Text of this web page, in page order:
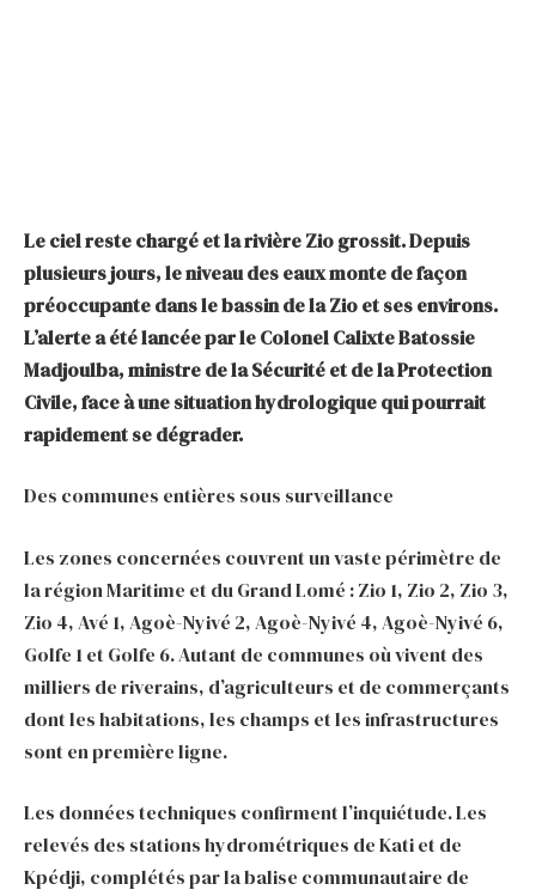
Le ciel reste chargé et la rivière Zio grossit. Depuis
plusieurs jours, le niveau des eaux monte de façon
préoccupante dans le bassin de la Zio et ses environs.
L’alerte a été lancée par le Colonel Calixte Batossie
Madjoulba, ministre de la Sécurité et de la Protection
Civile, face à une situation hydrologique qui pourrait
rapidement se dégrader.
Des communes entières sous surveillance
Les zones concernées couvrent un vaste périmètre de
la région Maritime et du Grand Lomé : Zio 1, Zio 2, Zio 3,
Zio 4, Avé 1, Agoè-Nyivé 2, Agoè-Nyivé 4, Agoè-Nyivé 6,
Golfe 1 et Golfe 6. Autant de communes où vivent des
milliers de riverains, d’agriculteurs et de commerçants
dont les habitations, les champs et les infrastructures
sont en première ligne.
Les données techniques confirment l’inquiétude. Les
relevés des stations hydrométriques de Kati et de
Kpédji, complétés par la balise communautaire de